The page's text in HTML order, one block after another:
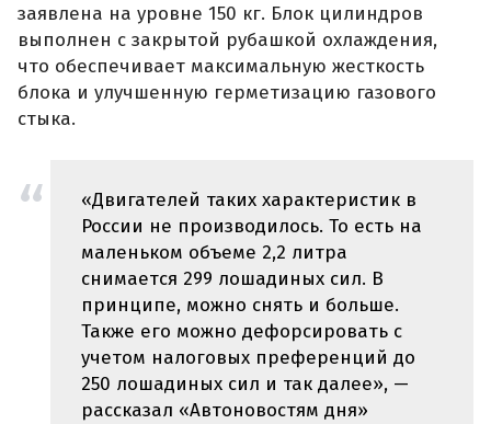
заявлена на уровне 150 кг. Блок цилиндров
выполнен с закрытой рубашкой охлаждения,
что обеспечивает максимальную жесткость
блока и улучшенную герметизацию газового
стыка.
«Двигателей таких характеристик в
России не производилось. То есть на
маленьком объеме 2,2 литра
снимается 299 лошадиных сил. В
принципе, можно снять и больше.
Также его можно дефорсировать с
учетом налоговых преференций до
250 лошадиных сил и так далее», —
рассказал «Автоновостям дня»